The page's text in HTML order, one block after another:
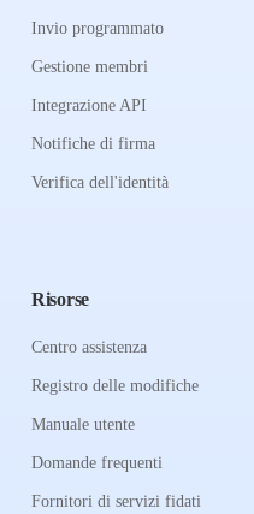
Invio programmato
Gestione membri
Integrazione API
Notifiche di firma
Verifica dell'identità
Risorse
Centro assistenza
Registro delle modifiche
Manuale utente
Domande frequenti
Fornitori di servizi fidati